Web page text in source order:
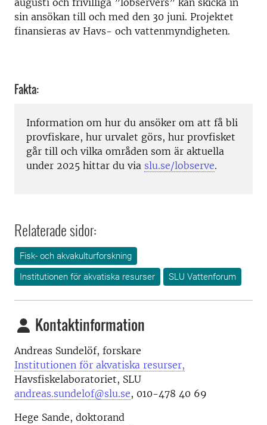
augusti och frivilliga ”lobservers” kan skicka in
sin ansökan till och med den 30 juni. Projektet
finansieras av Havs- och vattenmyndigheten.
Fakta:
Information om hur du ansöker om att få bli
provfiskare, hur urvalet görs, hur provfisket
går till och vilka områden som är aktuella
under 2025 hittar du via slu.se/lobserve.
Relaterade sidor:
Fisk- och akvakulturforskning
Institutionen för akvatiska resurser
SLU Vattenforum
Kontaktinformation
Andreas Sundelöf, forskare
Institutionen för akvatiska resurser,
Havsfiskelaboratoriet, SLU
andreas.sundelof@slu.se, 010-478 40 69
Hege Sande, doktorand